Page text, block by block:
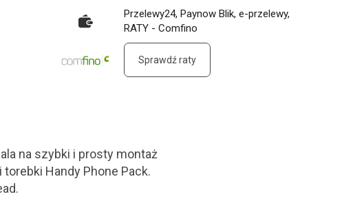
Przelewy24, Paynow Blik, e-przelewy,
RATY - Comfino
Sprawdź raty
na szybki i prosty montaż
Handy Phone Pack.